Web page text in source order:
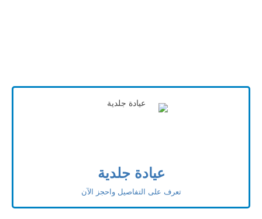
عيادة جلدية
تعرف على التفاصيل واحجز الآن